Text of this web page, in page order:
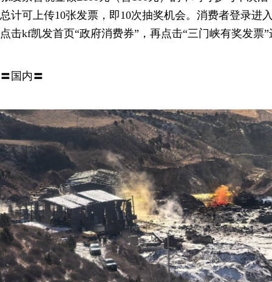
总计可上传10张发票，即10次抽奖机会。消费者登录进
点击kf凯发首页“政府消费券”，再点击“三门峡有奖发票
〓国内〓